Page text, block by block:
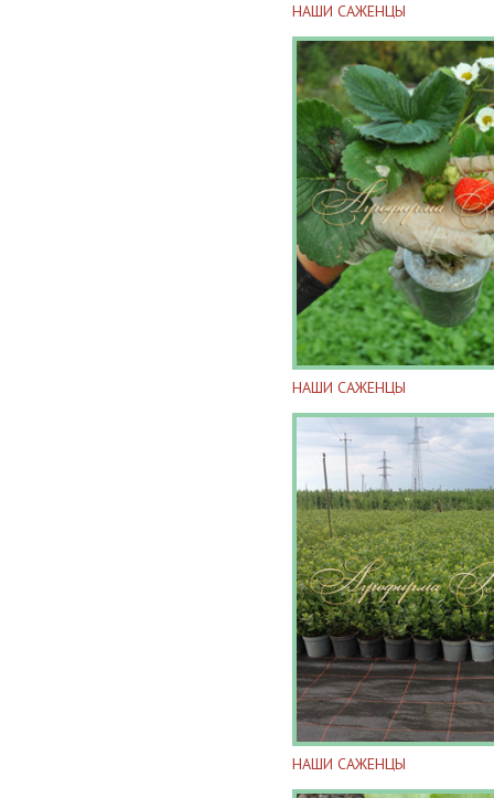
НАШИ САЖЕНЦЫ
НАШИ САЖЕНЦЫ
НАШИ САЖЕНЦЫ